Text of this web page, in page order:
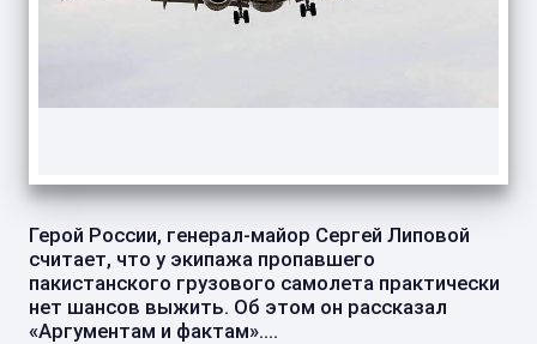
Герой России, генерал-майор Сергей Липовой
считает, что у экипажа пропавшего
пакистанского грузового самолета практически
нет шансов выжить. Об этом он рассказал
«Аргументам и фактам»....